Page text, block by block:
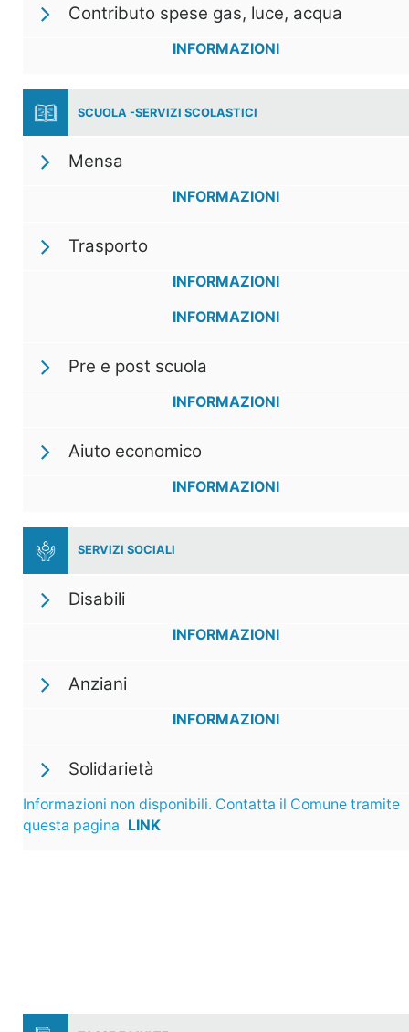
Contributo spese gas, luce, acqua
INFORMAZIONI
SCUOLA -SERVIZI SCOLASTICI
Mensa
INFORMAZIONI
Trasporto
INFORMAZIONI
INFORMAZIONI
Pre e post scuola
INFORMAZIONI
Aiuto economico
INFORMAZIONI
SERVIZI SOCIALI
Disabili
INFORMAZIONI
Anziani
INFORMAZIONI
Solidarietà
Informazioni non disponibili. Contatta il Comune tramite
questa pagina LINK